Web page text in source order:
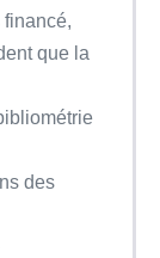
que la
des